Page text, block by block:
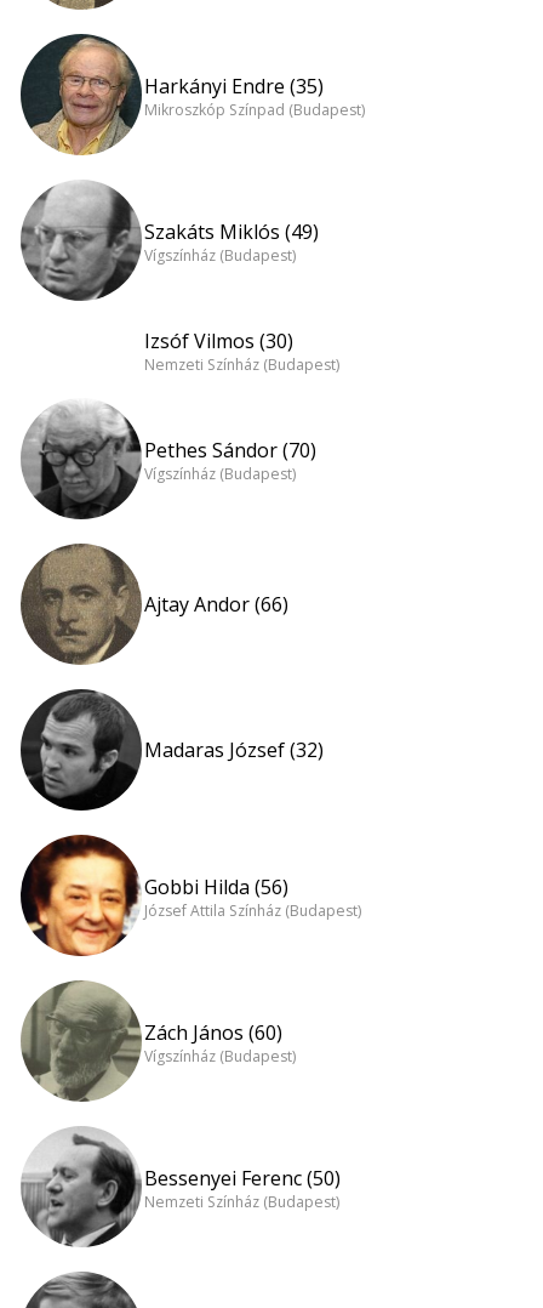
Harkányi Endre (35)
Mikroszkóp Színpad (Budapest)
Szakáts Miklós (49)
Vígszínház (Budapest)
Izsóf Vilmos (30)
Nemzeti Színház (Budapest)
Pethes Sándor (70)
Vígszínház (Budapest)
Ajtay Andor (66)
Madaras József (32)
Gobbi Hilda (56)
József Attila Színház (Budapest)
Zách János (60)
Vígszínház (Budapest)
Bessenyei Ferenc (50)
Nemzeti Színház (Budapest)